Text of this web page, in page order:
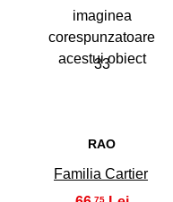
33
RAO
Familia Cartier
,75